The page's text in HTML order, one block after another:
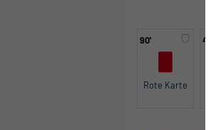
90'
Rote Karte
43'